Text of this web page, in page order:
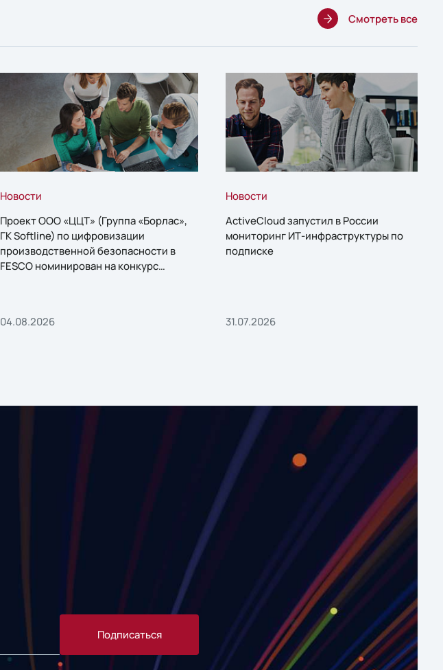
Смотреть все
Новости
Проект ООО «ЦЦТ» (Группа «Борлас»,
ГК Softline) по цифровизации
производственной безопасности в
FESCO номинирован на конкурс
04.08.2026
Новости
ActiveCloud запустил в России
мониторинг ИТ-инфраструктуры по
подписке
31.07.2026
Подписаться